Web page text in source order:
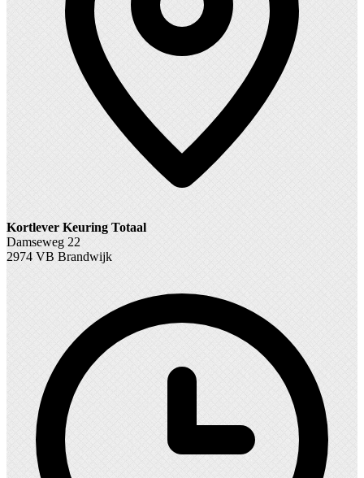
Kortlever Keuring Totaal
Damseweg 22
2974 VB Brandwijk